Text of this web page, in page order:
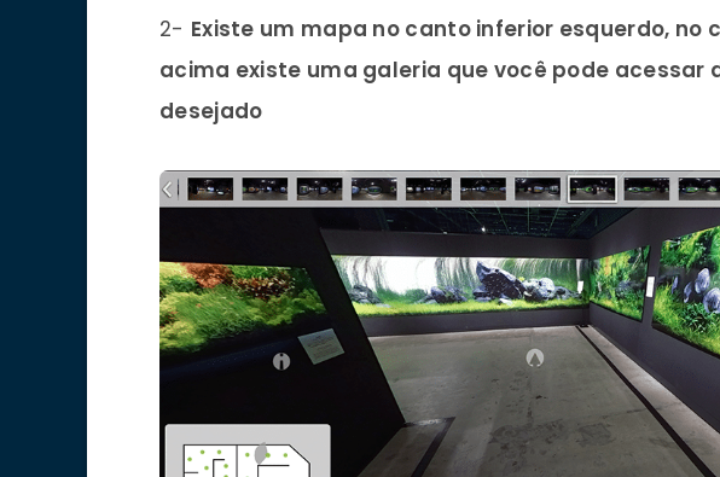
2- Existe um mapa no canto inferior esquerdo, no
acima existe uma galeria que você pode acessar
desejado